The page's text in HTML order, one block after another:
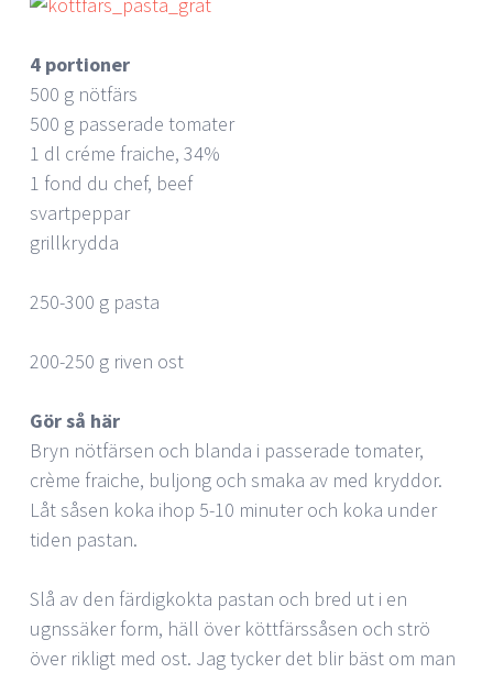
4 portioner
500 g nötfärs
500 g passerade tomater
1 dl créme fraiche, 34%
1 fond du chef, beef
svartpeppar
grillkrydda
250-300 g pasta
200-250 g riven ost
Gör så här
Bryn nötfärsen och blanda i passerade tomater,
crème fraiche, buljong och smaka av med kryddor.
Låt såsen koka ihop 5-10 minuter och koka under
tiden pastan.
Slå av den färdigkokta pastan och bred ut i en
ugnssäker form, häll över köttfärssåsen och strö
över rikligt med ost. Jag tycker det blir bäst om man